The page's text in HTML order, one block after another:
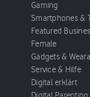
Gaming
Smartphones &
Featured
Female
Gadgets &
Service & Hilfe
Digital erklärt